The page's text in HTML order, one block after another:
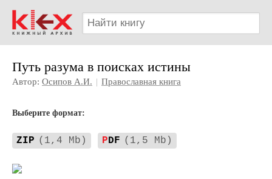
Путь разума в поисках истины
Автор: Осипов А.И. | Православная книга
Выберите формат:
ZIP (1,4 Mb) PDF (1,5 Mb)